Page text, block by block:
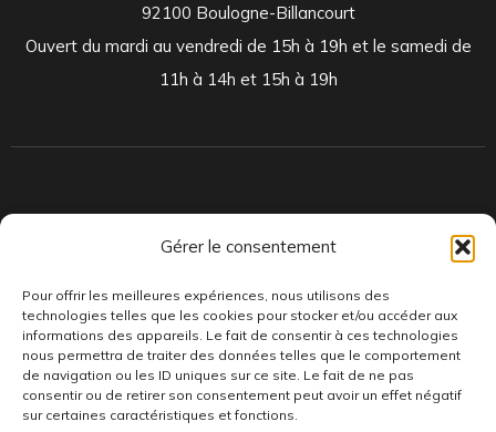
Gérer le consentement
Pour offrir les meilleures expériences, nous utilisons des
technologies telles que les cookies pour stocker et/ou accéder aux
informations des appareils. Le fait de consentir à ces technologies
nous permettra de traiter des données telles que le comportement
de navigation ou les ID uniques sur ce site. Le fait de ne pas
consentir ou de retirer son consentement peut avoir un effet négatif
sur certaines caractéristiques et fonctions.
92100 Boulogne-Billancourt
Ouvert du mardi au vendredi de 15h à 19h et le samedi de
11h à 14h et 15h à 19h
toujours des pépites musicales, dont des vinyles rares et exclusifs.